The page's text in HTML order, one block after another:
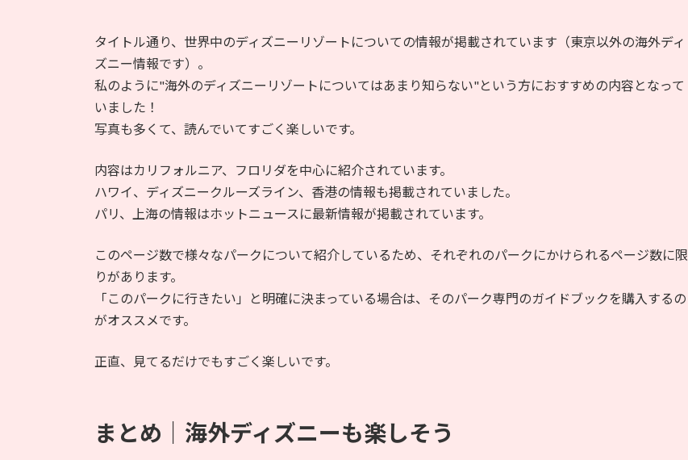
タイトル通り、世界中のディズニーリゾートについての情報が掲載されています（東京以外の海外ディ
ズニー情報です）。
私のように"海外のディズニーリゾートについてはあまり知らない"という方におすすめの内容となって
いました！
写真も多くて、読んでいてすごく楽しいです。
内容はカリフォルニア、フロリダを中心に紹介されています。
ハワイ、ディズニークルーズライン、香港の情報も掲載されていました。
パリ、上海の情報はホットニュースに最新情報が掲載されています。
このページ数で様々なパークについて紹介しているため、それぞれのパークにかけられるページ数に限
りがあります。
「このパークに行きたい」と明確に決まっている場合は、そのパーク専門のガイドブックを購入するの
がオススメです。
正直、見てるだけでもすごく楽しいです。
まとめ｜海外ディズニーも楽しそう